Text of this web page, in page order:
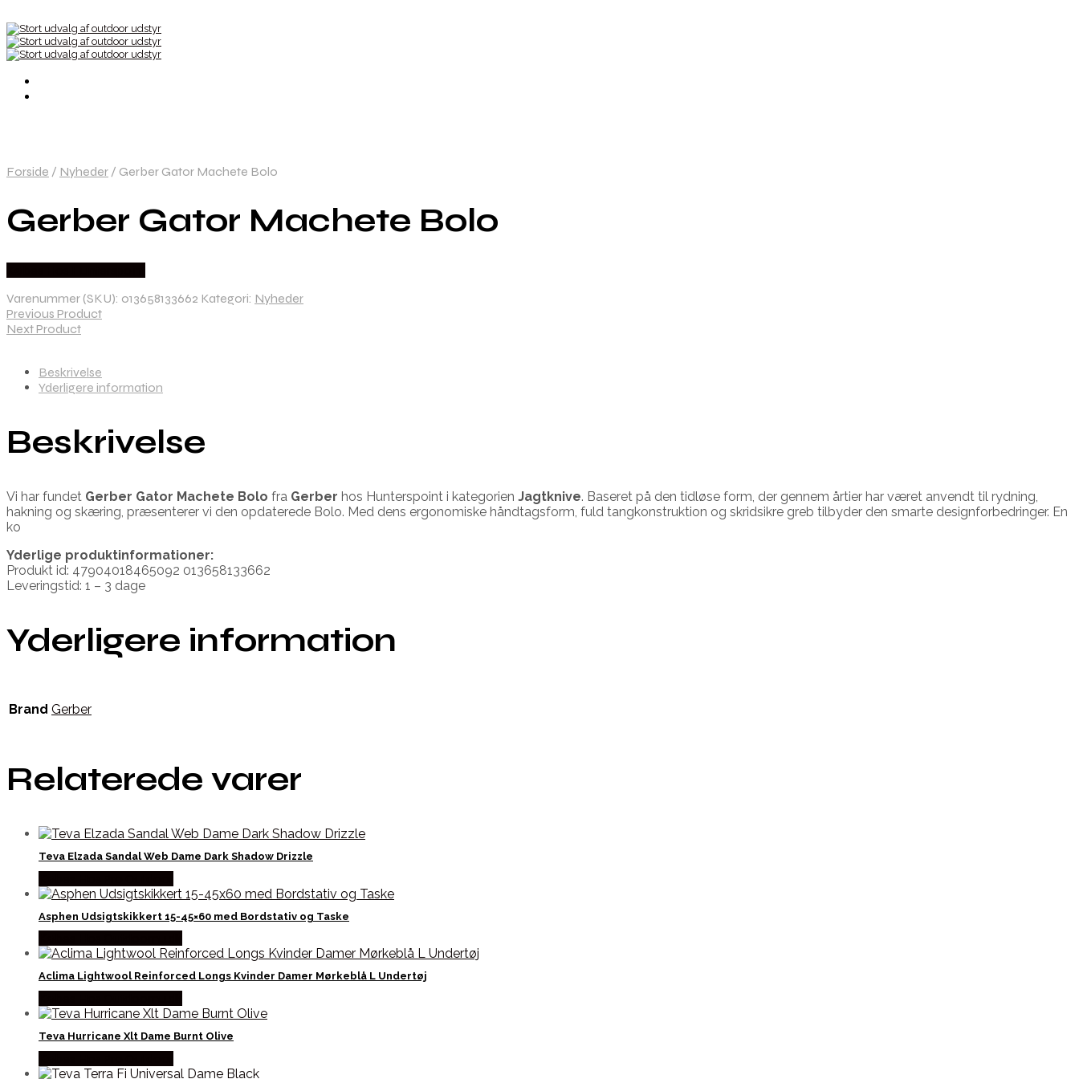
Forside / Nyheder / Gerber Gator Machete Bolo
Gerber Gator Machete Bolo
Varenummer (SKU): 013658133662 Kategori: Nyheder
Previous Product
Next Product
Beskrivelse
Yderligere information
Beskrivelse
Vi har fundet Gerber Gator Machete Bolo fra Gerber hos Hunterspoint i kategorien Jagtknive. Baseret på den tidløse form, der gennem årtier har været anvendt til rydning,
hakning og skæring, præsenterer vi den opdaterede Bolo. Med dens ergonomiske håndtagsform, fuld tangkonstruktion og skridsikre greb tilbyder den smarte designforbedringer. En
ko
Yderlige produktinformationer:
Produkt id: 47904018465092 013658133662
Leveringstid: 1 – 3 dage
Yderligere information
Brand Gerber
Relaterede varer
Teva Elzada Sandal Web Dame Dark Shadow Drizzle
Asphen Udsigtskikkert 15-45×60 med Bordstativ og Taske
Aclima Lightwool Reinforced Longs Kvinder Damer Mørkeblå L Undertøj
Teva Hurricane Xlt Dame Burnt Olive